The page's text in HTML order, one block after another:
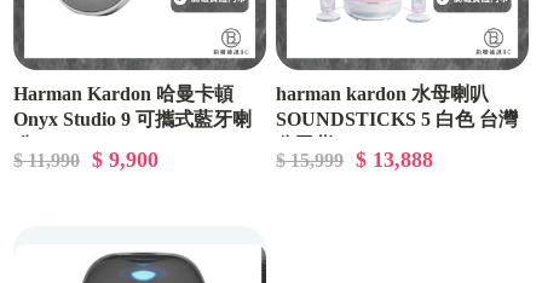
Harman Kardon 哈曼卡頓
Onyx Studio 9 可攜式藍牙喇
$ 11,990 $ 9,900
harman kardon 水母喇叭
SOUNDSTICKS 5 白色 台灣
$ 15,999 $ 13,888